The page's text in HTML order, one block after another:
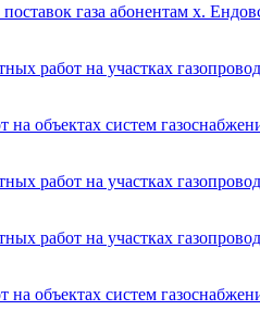
газа абонентам х.
работ на участках
объектах систем
работ на участках
работ на участках
объектах систем